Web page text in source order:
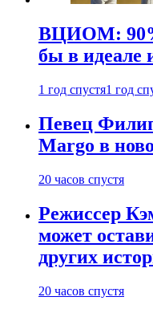
ВЦИОМ: 90%
бы в идеале
1 год спустя1 год
Певец
Margo в
20 часов спустя
Режиссер
может
других
20 часов спустя